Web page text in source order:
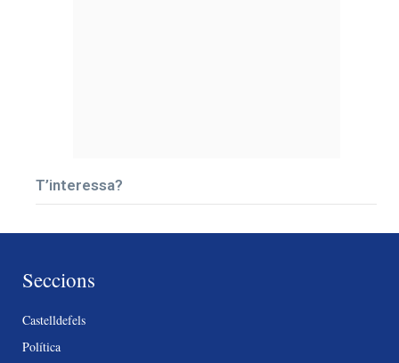
T’interessa?
Seccions
Castelldefels
Política